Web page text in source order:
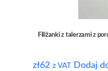
Filiżanki z talerzami z
zł62 z VAT Dodaj